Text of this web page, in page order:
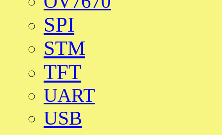
SPI
STM
TFT
UART
USB